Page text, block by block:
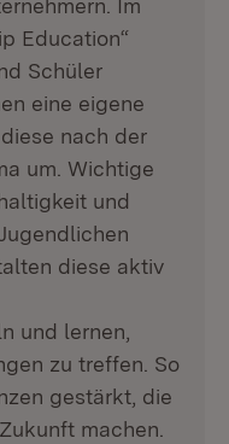
Im
Education“
Schüler
eine eigene
nach der
um. Wichtige
und
diese aktiv
und lernen,
zu treffen. So
gestärkt, die
machen.